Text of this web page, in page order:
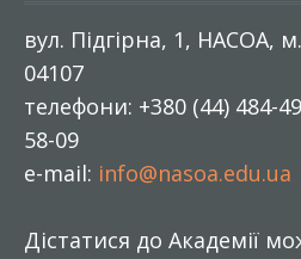
вул. Підгірна, 1, НАСОА,
04107
телефони: +380 (44) 484-
58-09
e-mail: info@nasoa.edu.ua
Дістатися до Академії